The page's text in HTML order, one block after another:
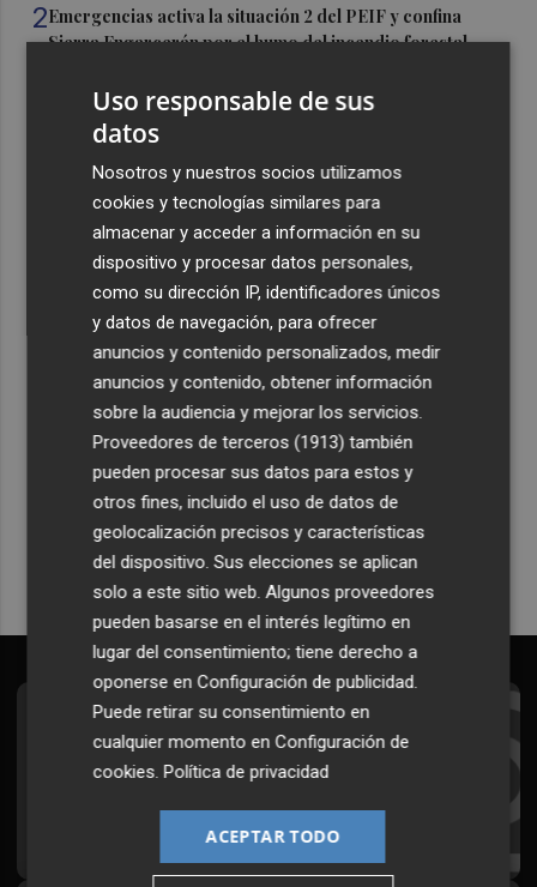
2Emergencias activa la situación 2 del PEIF y confina
Sierra Engarcerán por el humo del incendio forestal
España restablece los controles fronterizos a los
viajeros procedentes de Italia
El homenaje a Ferran Torres en Foios, en imágenes
Ferran Torres, recibido con un baño de masas en su
pueblo: "Allá donde voy siempre digo que soy de Foios"
Recibe toda la actualidad de
Plaza Podcast en tu correo
Quiero suscribirme
Suscríbete al Boletín
Todos los días a primera hora en tu email
¡Quiero suscribirme!
Uso responsable de sus
datos
Nosotros y nuestros socios utilizamos
cookies y tecnologías similares para
almacenar y acceder a información en su
dispositivo y procesar datos personales,
como su dirección IP, identificadores únicos
y datos de navegación, para ofrecer
anuncios y contenido personalizados, medir
anuncios y contenido, obtener información
sobre la audiencia y mejorar los servicios.
Proveedores de terceros (1913) también
pueden procesar sus datos para estos y
otros fines, incluido el uso de datos de
geolocalización precisos y características
del dispositivo. Sus elecciones se aplican
solo a este sitio web. Algunos proveedores
pueden basarse en el interés legítimo en
lugar del consentimiento; tiene derecho a
oponerse enConfiguración de publicidad
Puede retirar su consentimiento en
cualquier momento enConfiguración de
cookies .Política de privacidad
ACEPTAR TODO